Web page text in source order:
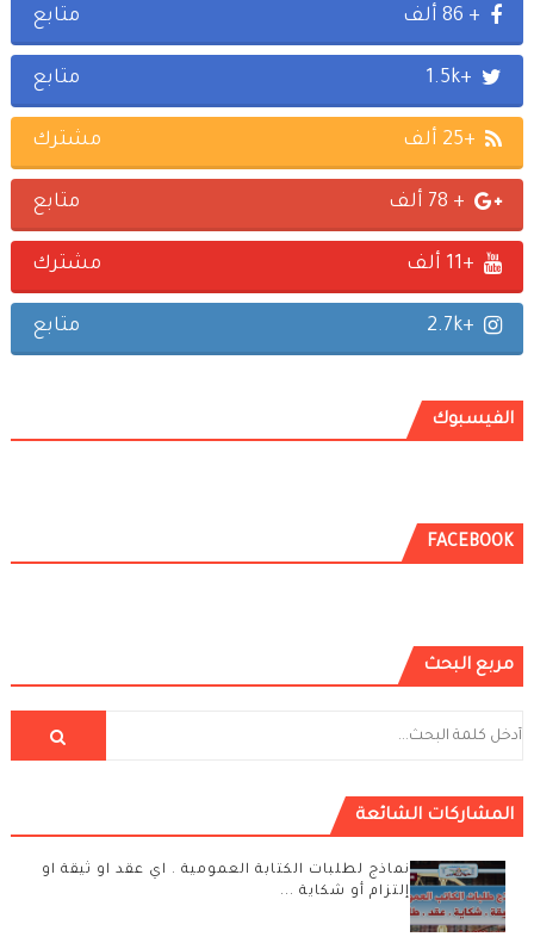
+ 86 ألف متابع
+1.5k متابع
+25 ألف مشترك
+ 78 ألف متابع
+11 ألف مشترك
+2.7k متابع
الفيسبوك
FACEBOOK
مربع البحث
المشاركات الشائعة
نماذج لطلبات الكتابة العمومية . اي عقد او ثيقة او
إلتزام أو شكاية ...